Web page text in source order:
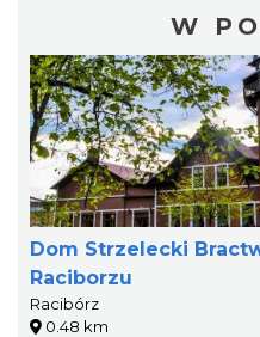
W
Dom Strzelecki
Raciborzu
Racibórz
0.48 km